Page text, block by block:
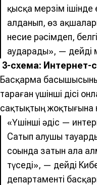
қысқа мерзім ішінде
алданып, өз
несие рәсімдеп,
аударады», — дейді
3-схема: Интернет-
Басқарма
тараған үшінші әдісі
сақтықтың жоқтығына
«Үшінші әдіс —
Сатып алушы
соңында затын ала
түседі», — дейді
департаменті